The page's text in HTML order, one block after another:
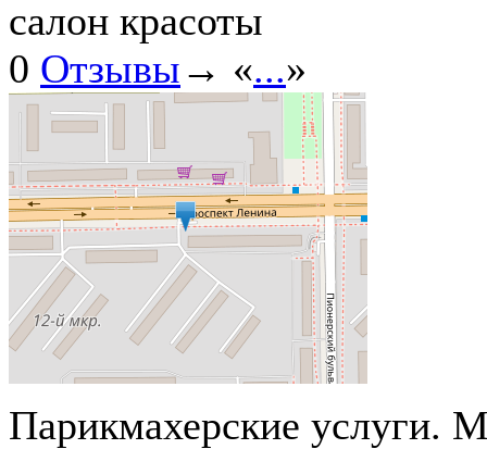
салон красоты
0 Отзывы→ «...»
Парикмахерские услуги.